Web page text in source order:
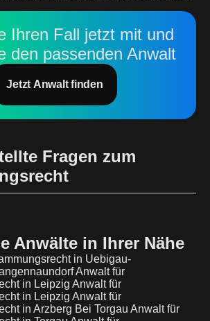
Ihren Fall jetzt mit und
den passenden Anwalt
Jetzt Anwalt finden
Fragen zum
Anwälte in Ihrer Nähe
in Uebigau-
Anwalt für
in Leipzig Anwalt für
in Leipzig Anwalt für
in Arzberg Bei Torgau Anwalt für